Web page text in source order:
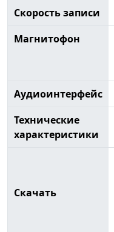
Скорость записи
Магнитофон
Аудиоинтерфейс
Технические
характеристики
Скачать